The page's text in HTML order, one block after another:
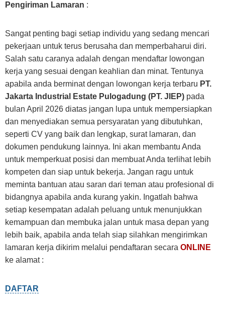
Pengiriman Lamaran :
Sangat penting bagi setiap individu yang sedang mencari
pekerjaan untuk terus berusaha dan memperbaharui diri.
Salah satu caranya adalah dengan mendaftar lowongan
kerja yang sesuai dengan keahlian dan minat. Tentunya
apabila anda berminat dengan lowongan kerja terbaru PT.
Jakarta Industrial Estate Pulogadung (PT. JIEP) pada
bulan April 2026 diatas jangan lupa untuk mempersiapkan
dan menyediakan semua persyaratan yang dibutuhkan,
seperti CV yang baik dan lengkap, surat lamaran, dan
dokumen pendukung lainnya. Ini akan membantu Anda
untuk memperkuat posisi dan membuat Anda terlihat lebih
kompeten dan siap untuk bekerja. Jangan ragu untuk
meminta bantuan atau saran dari teman atau profesional di
bidangnya apabila anda kurang yakin. Ingatlah bahwa
setiap kesempatan adalah peluang untuk menunjukkan
kemampuan dan membuka jalan untuk masa depan yang
lebih baik, apabila anda telah siap silahkan mengirimkan
lamaran kerja dikirim melalui pendaftaran secara ONLINE
ke alamat :
DAFTAR